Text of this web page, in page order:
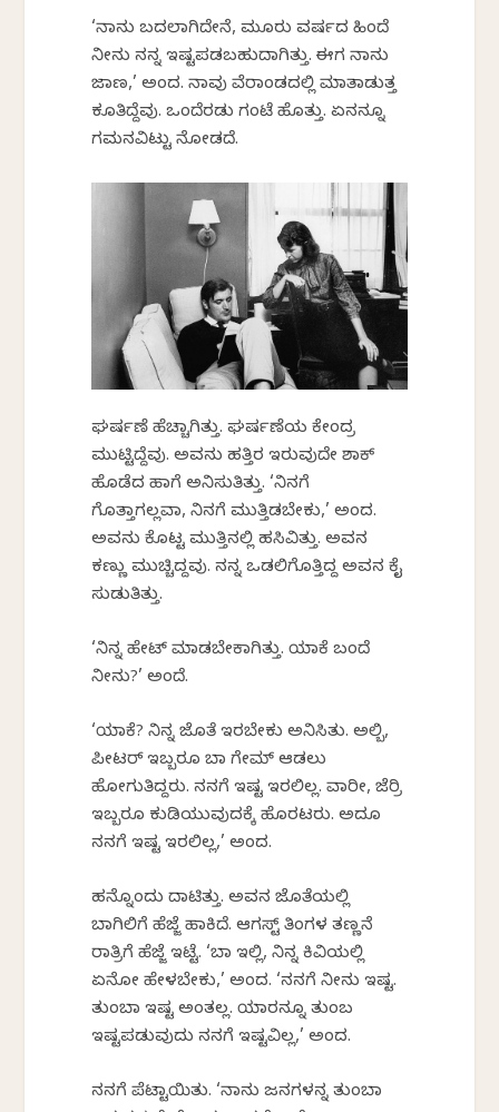
‘ನಾನು ಬದಲಾಗಿದೇನೆ, ಮೂರು ವರ್ಷದ ಹಿಂದೆ
ನೀನು ನನ್ನ ಇಷ್ಟಪಡಬಹುದಾಗಿತ್ತು. ಈಗ ನಾನು
ಜಾಣ,’ ಅಂದ. ನಾವು ವೆರಾಂಡದಲ್ಲಿ ಮಾತಾಡುತ್ತ
ಕೂತಿದ್ದೆವು. ಒಂದೆರಡು ಗಂಟೆ ಹೊತ್ತು. ಏನನ್ನೂ
ಗಮನವಿಟ್ಟು ನೋಡದೆ.
ಘರ್ಷಣೆ ಹೆಚ್ಚಾಗಿತ್ತು. ಘರ್ಷಣೆಯ ಕೇಂದ್ರ
ಮುಟ್ಟಿದ್ದೆವು. ಅವನು ಹತ್ತಿರ ಇರುವುದೇ ಶಾಕ್
ಹೊಡೆದ ಹಾಗೆ ಅನಿಸುತಿತ್ತು. ‘ನಿನಗೆ
ಗೊತ್ತಾಗಲ್ಲವಾ, ನಿನಗೆ ಮುತ್ತಿಡಬೇಕು,’ ಅಂದ.
ಅವನು ಕೊಟ್ಟ ಮುತ್ತಿನಲ್ಲಿ ಹಸಿವಿತ್ತು. ಅವನ
ಕಣ್ಣು ಮುಚ್ಚಿದ್ದವು. ನನ್ನ ಒಡಲಿಗೊತ್ತಿದ್ದ ಅವನ ಕೈ
ಸುಡುತಿತ್ತು.
‘ನಿನ್ನ ಹೇಟ್ ಮಾಡಬೇಕಾಗಿತ್ತು. ಯಾಕೆ ಬಂದೆ
ನೀನು?’ ಅಂದೆ.
‘ಯಾಕೆ? ನಿನ್ನ ಜೊತೆ ಇರಬೇಕು ಅನಿಸಿತು. ಅಲ್ಬಿ,
ಪೀಟರ್ ಇಬ್ಬರೂ ಬಾಲ್ ಗೇಮ್ ಆಡಲು
ಹೋಗುತಿದ್ದರು. ನನಗೆ ಇಷ್ಟ ಇರಲಿಲ್ಲ. ವಾರೀ, ಜೆರ್ರಿ
ಇಬ್ಬರೂ ಕುಡಿಯುವುದಕ್ಕೆ ಹೊರಟರು. ಅದೂ
ನನಗೆ ಇಷ್ಟ ಇರಲಿಲ್ಲ,’ ಅಂದ.
ಹನ್ನೊಂದು ದಾಟಿತ್ತು. ಅವನ ಜೊತೆಯಲ್ಲಿ
ಬಾಗಿಲಿಗೆ ಹೆಜ್ಜೆ ಹಾಕಿದೆ. ಆಗಸ್ಟ್ ತಿಂಗಳ ತಣ್ಣನೆ
ರಾತ್ರಿಗೆ ಹೆಜ್ಜೆ ಇಟ್ಟೆ. ‘ಬಾ ಇಲ್ಲಿ, ನಿನ್ನ ಕಿವಿಯಲ್ಲಿ
ಏನೋ ಹೇಳಬೇಕು,’ ಅಂದ. ‘ನನಗೆ ನೀನು ಇಷ್ಟ.
ತುಂಬಾ ಇಷ್ಟ ಅಂತಲ್ಲ. ಯಾರನ್ನೂ ತುಂಬ
ಇಷ್ಟಪಡುವುದು ನನಗೆ ಇಷ್ಟವಿಲ್ಲ,’ ಅಂದ.
ನನಗೆ ಪೆಟ್ಟಾಯಿತು. ‘ನಾನು ಜನಗಳನ್ನ ತುಂಬಾ